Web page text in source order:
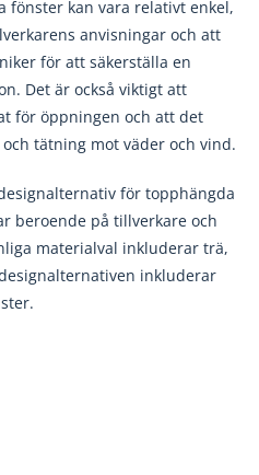
fönster kan vara relativt enkel,
anvisningar och att
för att säkerställa en
Det är också viktigt att
för öppningen och att det
tätning mot väder och vind.
för topphängda
beroende på tillverkare och
materialval inkluderar trä,
inkluderar